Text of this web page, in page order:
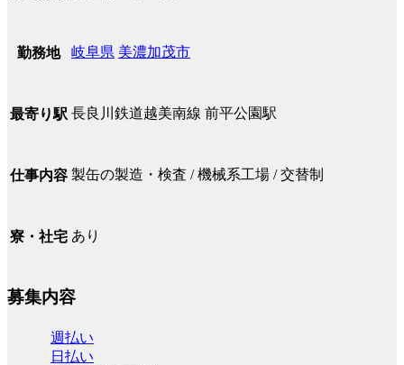
勤務地 岐阜県 美濃加茂市
最寄り駅 長良川鉄道越美南線 前平公園駅
仕事内容 製缶の製造・検査 / 機械系工場 / 交替制
寮・社宅 あり
募集内容
週払い
日払い